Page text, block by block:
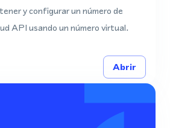
y configurar un número de
API usando un número virtual.
Abrir